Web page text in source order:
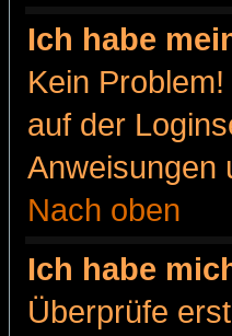
Ich habe
Kein
auf der
Anweisungen
Nach oben
Ich habe
Überprüfe